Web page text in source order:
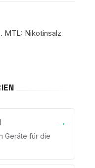
MTL: Nikotinsalz
Geräte für die